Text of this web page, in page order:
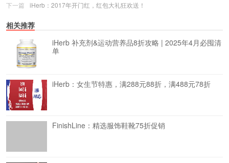
下一篇
iHerb：2017年开门红，红包大礼狂欢送！
相关推荐
iHerb 补充剂&运动营养品8折攻略 | 2025年4月必囤清
单
iHerb：女生节特惠，满288元88折，满488元78折
FinishLine：精选服饰鞋靴75折促销